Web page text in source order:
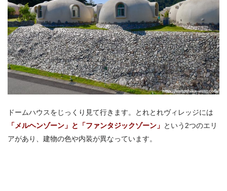
ドームハウスをじっくり見て行きます。とれとれヴィレッジには
「メルヘンゾーン」と「ファンタジックゾーン」 という2つのエリ
アがあり、建物の色や内装が異なっています。